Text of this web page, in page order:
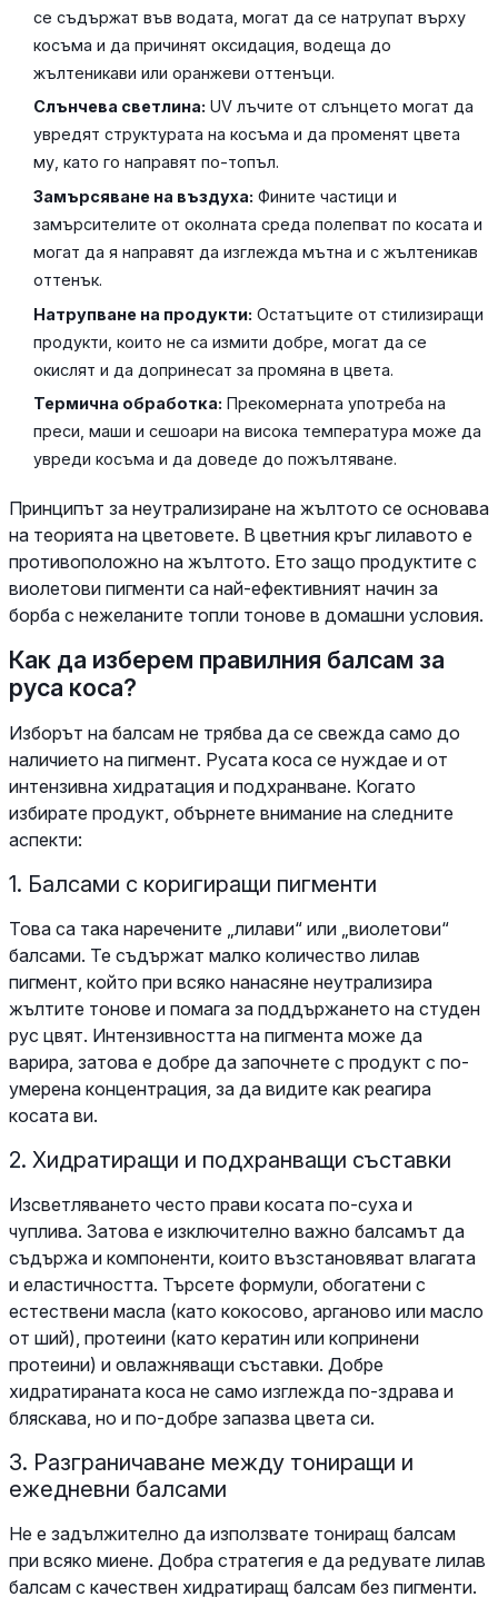
се съдържат във водата, могат да се натрупат върху
косъма и да причинят оксидация, водеща до
жълтеникави или оранжеви оттенъци.
Слънчева светлина: UV лъчите от слънцето могат да
увредят структурата на косъма и да променят цвета
му, като го направят по-топъл.
Замърсяване на въздуха: Фините частици и
замърсителите от околната среда полепват по косата и
могат да я направят да изглежда мътна и с жълтеникав
оттенък.
Натрупване на продукти: Остатъците от стилизиращи
продукти, които не са измити добре, могат да се
окислят и да допринесат за промяна в цвета.
Термична обработка: Прекомерната употреба на
преси, маши и сешоари на висока температура може да
увреди косъма и да доведе до пожълтяване.
Принципът за неутрализиране на жълтото се основава
на теорията на цветовете. В цветния кръг лилавото е
противоположно на жълтото. Ето защо продуктите с
виолетови пигменти са най-ефективният начин за
борба с нежеланите топли тонове в домашни условия.
Как да изберем правилния балсам за
руса коса?
Изборът на балсам не трябва да се свежда само до
наличието на пигмент. Русата коса се нуждае и от
интензивна хидратация и подхранване. Когато
избирате продукт, обърнете внимание на следните
аспекти:
1. Балсами с коригиращи пигменти
Това са така наречените „лилави“ или „виолетови“
балсами. Те съдържат малко количество лилав
пигмент, който при всяко нанасяне неутрализира
жълтите тонове и помага за поддържането на студен
рус цвят. Интензивността на пигмента може да
варира, затова е добре да започнете с продукт с по-
умерена концентрация, за да видите как реагира
косата ви.
2. Хидратиращи и подхранващи съставки
Изсветляването често прави косата по-суха и
чуплива. Затова е изключително важно балсамът да
съдържа и компоненти, които възстановяват влагата
и еластичността. Търсете формули, обогатени с
естествени масла (като кокосово, арганово или масло
от ший), протеини (като кератин или копринени
протеини) и овлажняващи съставки. Добре
хидратираната коса не само изглежда по-здрава и
бляскава, но и по-добре запазва цвета си.
3. Разграничаване между тониращи и
ежедневни балсами
Не е задължително да използвате тониращ балсам
при всяко миене. Добра стратегия е да редувате лилав
балсам с качествен хидратиращ балсам без пигменти.